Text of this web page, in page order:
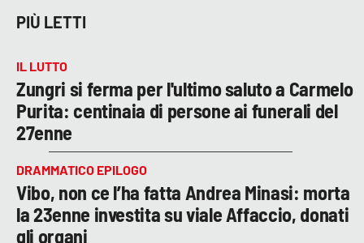
PIÙ LETTI
IL LUTTO
Zungri si ferma per l'ultimo saluto a Carmelo
Purita: centinaia di persone ai funerali del
27enne
DRAMMATICO EPILOGO
Vibo, non ce l’ha fatta Andrea Minasi: morta
la 23enne investita su viale Affaccio, donati
gli organi